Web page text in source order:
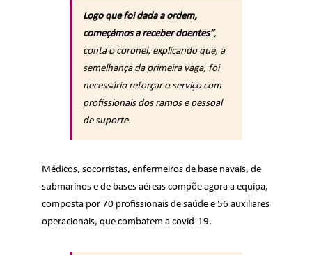
Logo que foi dada a ordem,
começámos a receber doentes”,
conta o coronel, explicando que, à
semelhança da primeira vaga, foi
necessário reforçar o serviço com
profissionais dos ramos e pessoal
de suporte.
Médicos, socorristas, enfermeiros de base navais, de
submarinos e de bases aéreas compõe agora a equipa,
composta por 70 profissionais de saúde e 56 auxiliares
operacionais, que combatem a covid-19.